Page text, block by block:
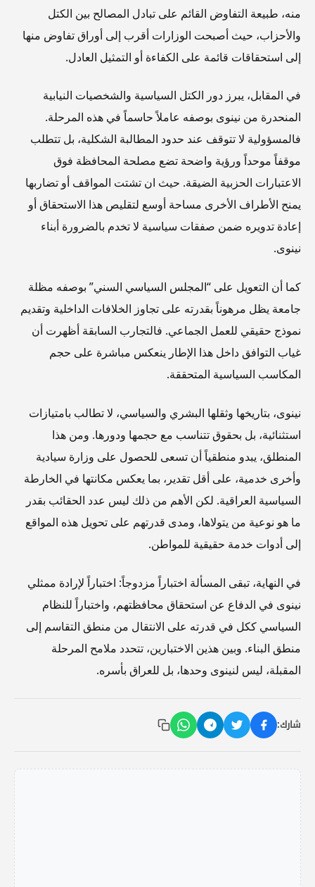
منه، طبيعة التفاوض القائم على تبادل المصالح بين الكتل
والأحزاب، حيث أصبحت الوزارات أقرب إلى أوراق تفاوض منها
إلى استحقاقات قائمة على الكفاءة أو التمثيل العادل.
في المقابل، يبرز دور الكتل السياسية والشخصيات النيابية
المنحدرة من نينوى بوصفه عاملاً حاسماً في هذه المرحلة.
فالمسؤولية لا تتوقف عند حدود المطالبة الشكلية، بل تتطلب
موقفاً موحداً ورؤية واضحة تضع مصلحة المحافظة فوق
الاعتبارات الحزبية الضيقة. حيث ان تشتت المواقف أو تضاربها
يمنح الأطراف الأخرى مساحة أوسع لتقليص هذا الاستحقاق أو
إعادة تدويره ضمن صفقات سياسية لا تخدم بالضرورة أبناء
نينوى.
كما أن التعويل على “المجلس السياسي السني” بوصفه مظلة
جامعة يظل مرهوناً بقدرته على تجاوز الخلافات الداخلية وتقديم
نموذج حقيقي للعمل الجماعي. فالتجارب السابقة أظهرت أن
غياب التوافق داخل هذا الإطار ينعكس مباشرة على حجم
المكاسب السياسية المتحققة.
نينوى، بتاريخها وثقلها البشري والسياسي، لا تطالب بامتيازات
استثنائية، بل بحقوق تتناسب مع حجمها ودورها. ومن هذا
المنطلق، يبدو منطقياً أن تسعى للحصول على وزارة سيادية
وأخرى خدمية، على أقل تقدير، بما يعكس مكانتها في الخارطة
السياسية العراقية. لكن الأهم من ذلك ليس عدد الحقائب بقدر
ما هو نوعية من يتولاها، ومدى قدرتهم على تحويل هذه المواقع
إلى أدوات خدمة حقيقية للمواطن.
في النهاية، تبقى المسألة اختباراً مزدوجاً: اختباراً لإرادة ممثلي
نينوى في الدفاع عن استحقاق محافظتهم، واختباراً للنظام
السياسي ككل في قدرته على الانتقال من منطق التقاسم إلى
منطق البناء. وبين هذين الاختبارين، تتحدد ملامح المرحلة
المقبلة، ليس لنينوى وحدها، بل للعراق بأسره.
شارك: